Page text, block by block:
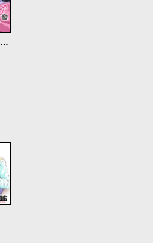
ここに復縁フラグが立っています